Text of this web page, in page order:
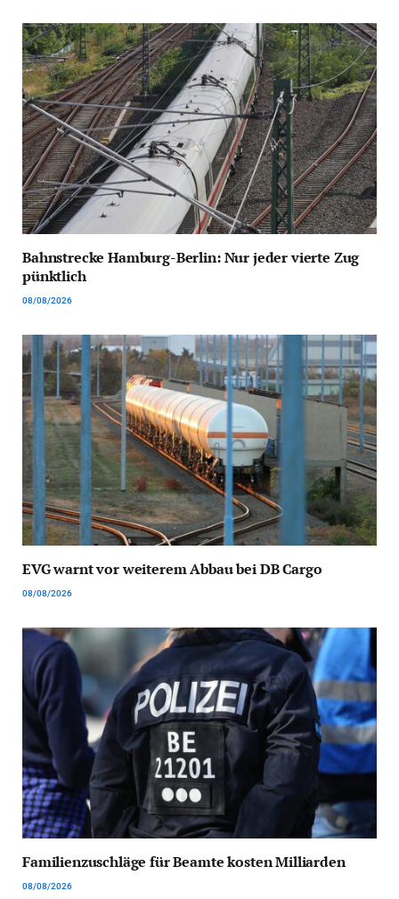
Bahnstrecke Hamburg-Berlin: Nur jeder vierte Zug
pünktlich
08/08/2026
EVG warnt vor weiterem Abbau bei DB Cargo
08/08/2026
Familienzuschläge für Beamte kosten Milliarden
08/08/2026